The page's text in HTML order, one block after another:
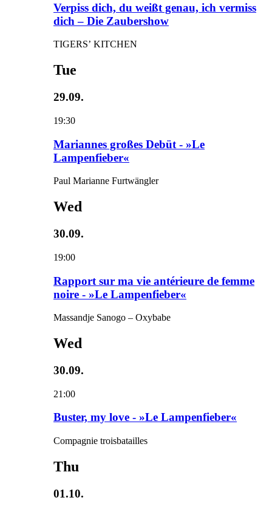
Verpiss dich, du weißt genau, ich vermiss
dich – Die Zaubershow
TIGERS’ KITCHEN
Tue
29.09.
19:30
Mariannes großes Debüt - »Le
Lampenfieber«
Paul Marianne Furtwängler
Wed
30.09.
19:00
Rapport sur ma vie antérieure de femme
noire - »Le Lampenfieber«
Massandje Sanogo – Oxybabe
Wed
30.09.
21:00
Buster, my love - »Le Lampenfieber«
Compagnie troisbatailles
Thu
01.10.